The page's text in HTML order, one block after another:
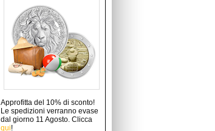
Approfitta del 10% di sconto!
Le spedizioni verranno evase
dal giorno 11 Agosto. Clicca
qui!